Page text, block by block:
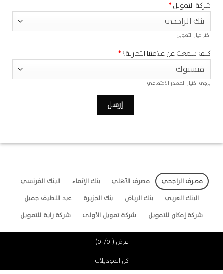
شركة التمويل*
اختر خيار التمويل
كيف سمعت عن علامتنا التجارية؟*
يرجى اختيار المصدر الاجتماعي
مصرف الراجحي مصرف الأهلي بنك الإنماء
البنك الفرنسي
البنك العربي
بنك الرياض بنك الجزيرة
عبد اللطيف جميل
شركة إمكان للتمويل
شركة تمويل الأولى شركة راية للتمويل
عرض (٥٠/٥٠)
كل الموديلات